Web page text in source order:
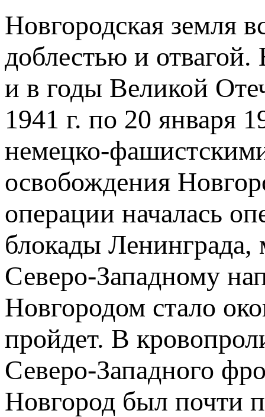
Новгородская земля
доблестью и
и в годы Великой
1941 г. по 20 января
немецко-
освобождения
операции началась
блокады
Северо-Западному
Новгородом стало
пройдет. В
Северо-Западного
Новгород был почти